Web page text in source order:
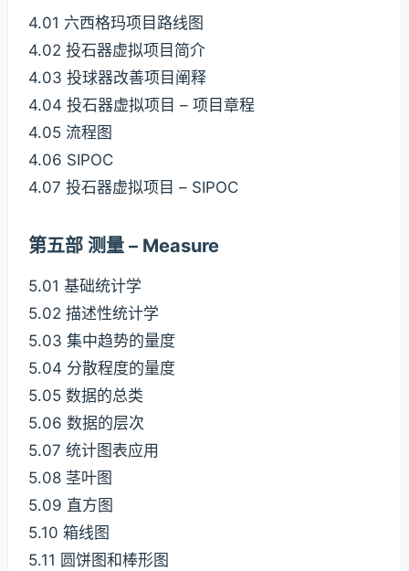
4.01 六西格玛项目路线图
4.02 投石器虚拟项目简介
4.03 投球器改善项目阐释
4.04 投石器虚拟项目 – 项目章程
4.05 流程图
4.06 SIPOC
4.07 投石器虚拟项目 – SIPOC
第五部 测量 – Measure
5.01 基础统计学
5.02 描述性统计学
5.03 集中趋势的量度
5.04 分散程度的量度
5.05 数据的总类
5.06 数据的层次
5.07 统计图表应用
5.08 茎叶图
5.09 直方图
5.10 箱线图
5.11 圆饼图和棒形图